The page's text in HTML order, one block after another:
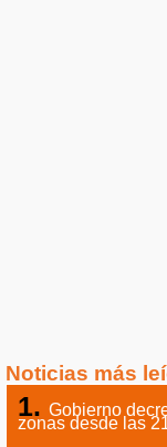
Noticias más
Gobierno
zonas desde las